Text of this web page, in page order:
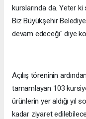
kurslarında da. Yeter
Biz Büyükşehir
devam edeceği" diye
Açılış töreninin
tamamlayan 103
ürünlerin yer aldığı yıl
kadar ziyaret